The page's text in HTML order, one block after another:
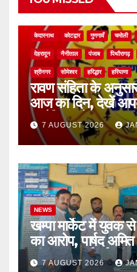
केदारनाथ कोटद्वार गुणगावँ चमोली
देहरादून नैनीताल पंजाब पिथौरागढ़
श्रीनगर सोमेश्वर हरिद्धार हरियाणा
रावण संहिता के
आज का दिन, देखें
चुनौतियां और नए
7 AUGUST 2026
NEWS
खम्पा मार्केट में युवक
का आरोप, पार्षद
की सख्त कार्रवाई की
7 AUGUST 2026